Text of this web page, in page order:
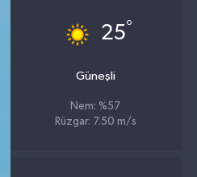
25°
Güneşli
Nem: %57
Rüzgar: 7.50 m/s